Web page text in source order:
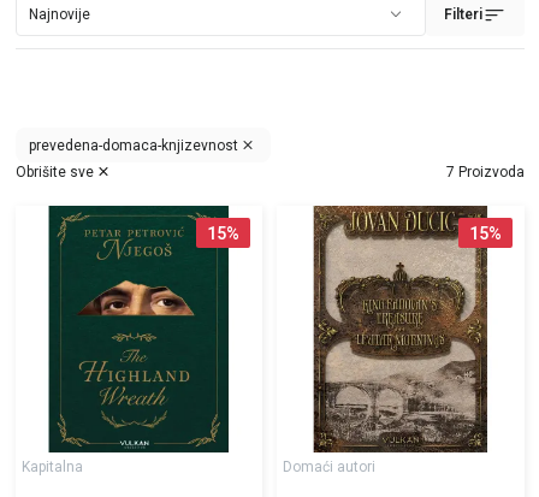
Filteri
prevedena-domaca-knjizevnost
7 Proizvoda
Obrišite sve
15%
Kapitalna
15%
Domaći autori